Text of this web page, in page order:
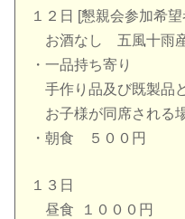
１２日 [懇親会参加希
お酒なし 五風十雨産
・一品持ち寄り
手作り品及び既製品
お子様が同席される
・朝食 ５００円
１３日
昼食 １０００円